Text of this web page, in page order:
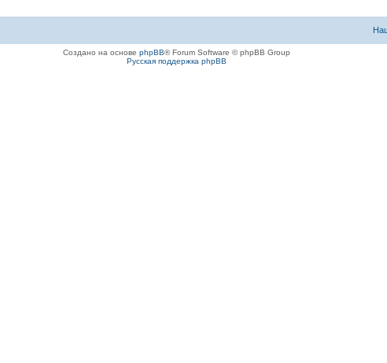
Создано на основе phpBB® Forum Software © phpBB Group
Русская поддержка phpBB